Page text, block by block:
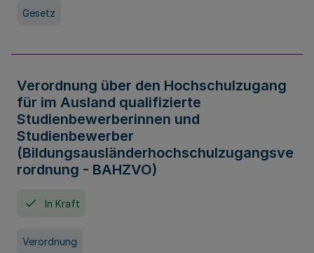
Gesetz
Verordnung über den Hochschulzugang
für im Ausland qualifizierte
Studienbewerberinnen und
Studienbewerber
(Bildungsausländerhochschulzugangsve
rordnung - BAHZVO)
In Kraft
Verordnung